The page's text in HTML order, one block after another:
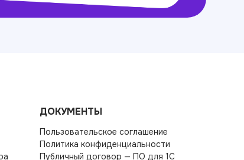
ДОКУМЕНТЫ
Пользовательское соглашение
Политика конфиденциальности
Публичный договор — ПО для 1С